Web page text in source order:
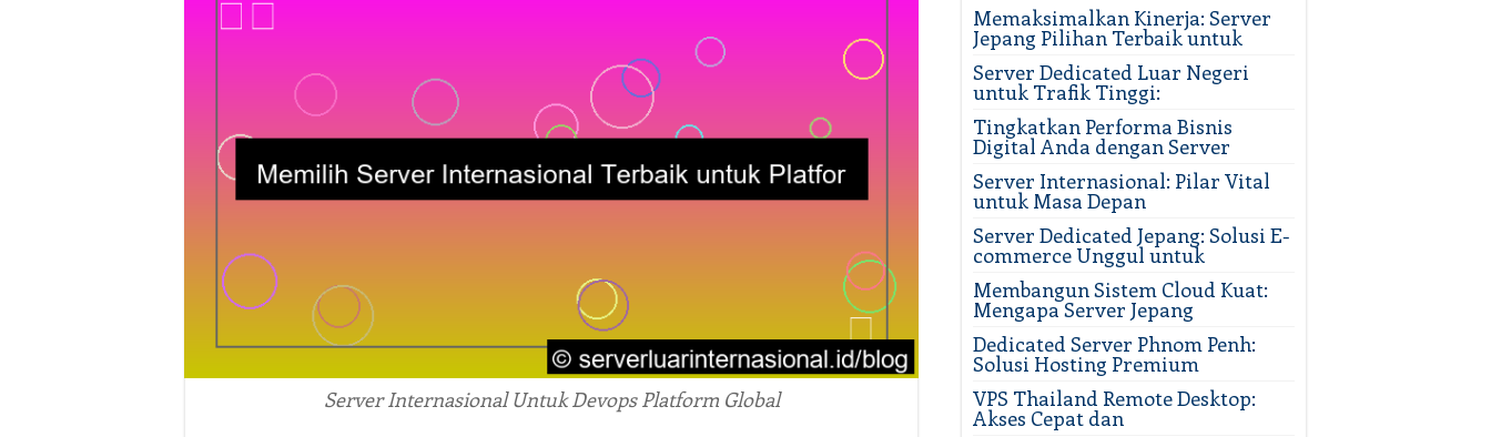
Server Internasional Untuk Devops Platform Global
Memaksimalkan Kinerja: Server
Jepang Pilihan Terbaik untuk
Server Dedicated Luar Negeri
untuk Trafik Tinggi:
Tingkatkan Performa Bisnis
Digital Anda dengan Server
Server Internasional: Pilar Vital
untuk Masa Depan
Server Dedicated Jepang: Solusi E-
commerce Unggul untuk
Membangun Sistem Cloud Kuat:
Mengapa Server Jepang
Dedicated Server Phnom Penh:
Solusi Hosting Premium
VPS Thailand Remote Desktop:
Akses Cepat dan